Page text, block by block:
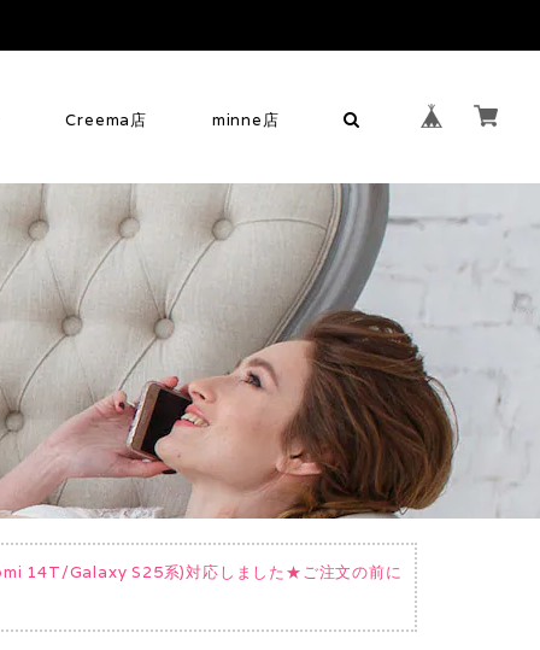
Creema店 minne店
14T/Galaxy S25系)対応しました★ご注文の前に